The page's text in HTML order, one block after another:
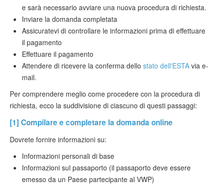
e sarà necessario avviare una nuova procedura di richiesta.
Inviare la domanda completata
Assicuratevi di controllare le informazioni prima di effettuare
il pagamento
Effettuare il pagamento
Attendere di ricevere la conferma dello stato dell'ESTA via e-
mail.
Per comprendere meglio come procedere con la procedura di
richiesta, ecco la suddivisione di ciascuno di questi passaggi:
[1] Compilare e completare la domanda online
Dovrete fornire informazioni su:
Informazioni personali di base
Informazioni sul passaporto (il passaporto deve essere
emesso da un Paese partecipante al VWP)